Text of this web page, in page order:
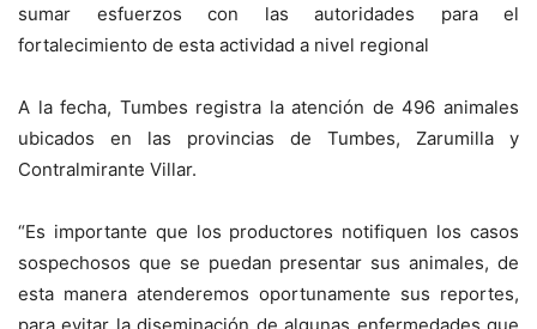
sumar esfuerzos con las autoridades para el
fortalecimiento de esta actividad a nivel regional
A la fecha, Tumbes registra la atención de 496 animales
ubicados en las provincias de Tumbes, Zarumilla y
Contralmirante Villar.
“Es importante que los productores notifiquen los casos
sospechosos que se puedan presentar sus animales, de
esta manera atenderemos oportunamente sus reportes,